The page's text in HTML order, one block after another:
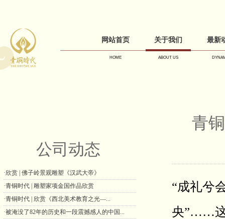
网站首页
HOME
关于我们
ABOUT US
最新
公司动态
·欣赏 | 佛子岭景观雕塑《汉武大帝》
·青铜时代 | 雕塑家项金国作品欣赏
·青铜时代 | 欣赏《西北美术教育之光—...
·被淹没了82年的历史和一段震撼感人的中国...
青
“成礼兮
央”……这